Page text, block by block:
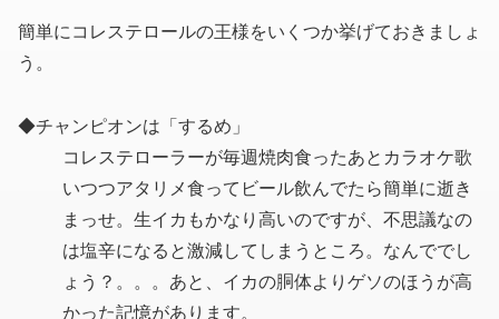
簡単にコレステロールの王様をいくつか挙げておきましょ
う。
◆チャンピオンは「するめ」
コレステローラーが毎週焼肉食ったあとカラオケ歌
いつつアタリメ食ってビール飲んでたら簡単に逝き
まっせ。生イカもかなり高いのですが、不思議なの
は塩辛になると激減してしまうところ。なんででし
ょう？。。。あと、イカの胴体よりゲソのほうが高
かった記憶があります。